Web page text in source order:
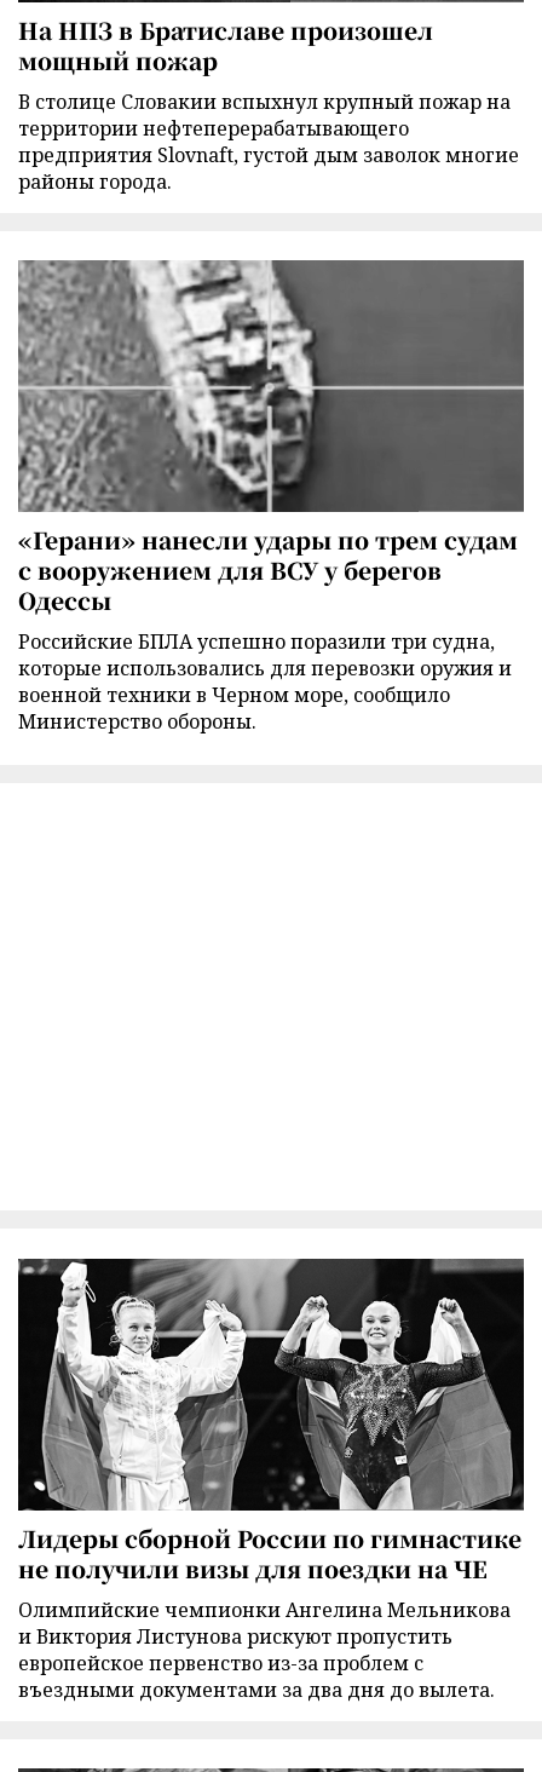
На НПЗ в Братиславе произошел
мощный пожар
В столице Словакии вспыхнул крупный пожар на
территории нефтеперерабатывающего
предприятия Slovnaft, густой дым заволок многие
районы города.
«Герани» нанесли удары по трем судам
с вооружением для ВСУ у берегов
Одессы
Российские БПЛА успешно поразили три судна,
которые использовались для перевозки оружия и
военной техники в Черном море, сообщило
Министерство обороны.
Лидеры сборной России по гимнастике
не получили визы для поездки на ЧЕ
Олимпийские чемпионки Ангелина Мельникова
и Виктория Листунова рискуют пропустить
европейское первенство из-за проблем с
въездными документами за два дня до вылета.